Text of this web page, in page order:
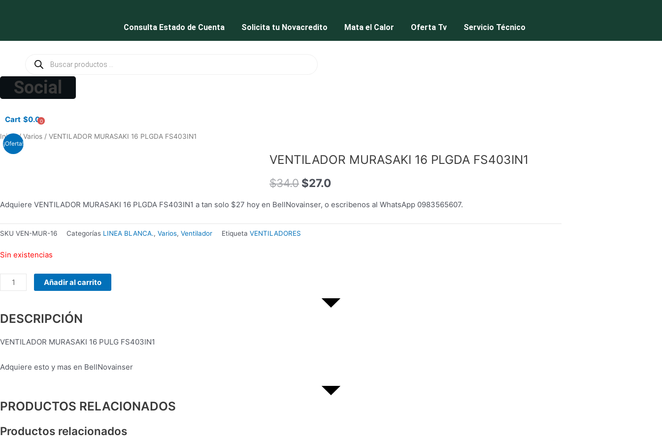
Consulta Estado de Cuenta Solicita tu Novacredito Mata el Calor Oferta Tv Servicio Técnico
productos
Social
Cart $0.00
Inicio/Varios / VENTILADOR MURASAKI 16 PLGDA FS403IN1
¡Oferta!
VENTILADOR MURASAKI 16 PLGDA FS403IN1
$34.0
original
$34.0.
$27.0
actual
$27.0.
Adquiere VENTILADOR MURASAKI 16 PLGDA FS403IN1 a tan solo $27 hoy en BellNovainser, o escribenos al WhatsApp 0983565607.
SKU VEN-MUR-16 Categorías LINEA BLANCA., Varios, Ventilador Etiqueta VENTILADORES
Sin existencias
PARLANTES
WOOU
25-
PORTABLE
COLORES
Añadir al carrito
DESCRIPCIÓN
VENTILADOR MURASAKI 16 PULG FS403IN1
Adquiere esto y mas en BellNovainser
PRODUCTOS RELACIONADOS
Productos relacionados